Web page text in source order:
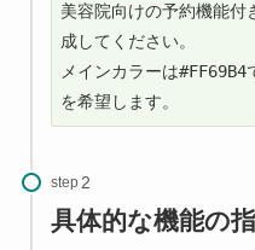
美容院向けの予約機能付
成してください。
メインカラーは
を希望します。
step
具体的な機能の